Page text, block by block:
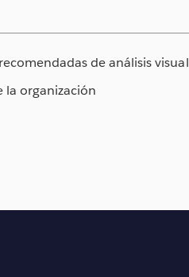
de análisis visual
la organización